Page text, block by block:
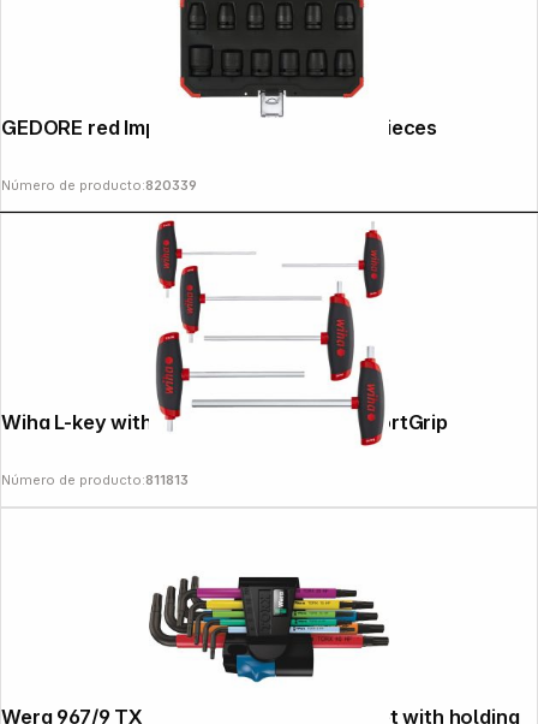
GEDORE red Impact Socket Set 1/2" 12-pieces
Número de producto:820339
Wiha L-key with cross-handle Set ComfortGrip
Número de producto:811813
Wera 967/9 TX Multicolour HF 1 L-Key Set with holding